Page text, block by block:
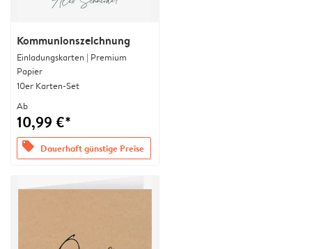
Kommunionszeichnung
Einladungskarten | Premium
Papier
10er Karten-Set
Ab
10,99 €*
offers Dauerhaft günstige Preise